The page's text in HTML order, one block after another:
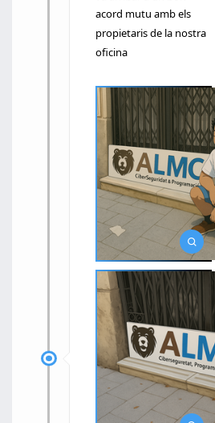
acord mutu amb els
propietaris de la nostra
oficina